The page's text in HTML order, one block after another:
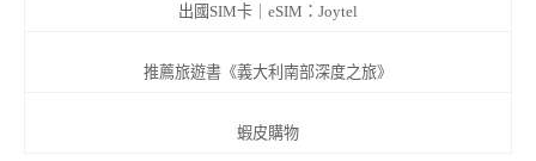
出國SIM卡｜eSIM：Joytel
推薦旅遊書《義大利南部深度之旅》
蝦皮購物